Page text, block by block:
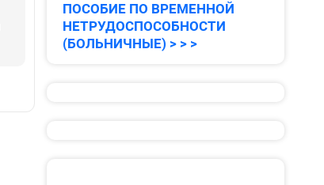
ПОСОБИЕ ПО ВРЕМЕННОЙ
НЕТРУДОСПОСОБНОСТИ
(БОЛЬНИЧНЫЕ) > > >